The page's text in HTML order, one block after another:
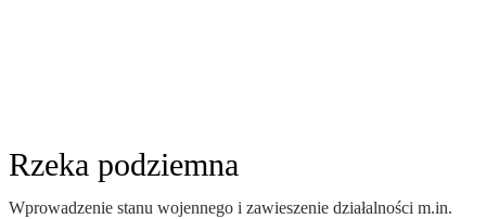
Rzeka podziemna
Wprowadzenie stanu wojennego i zawieszenie działalności m.in.